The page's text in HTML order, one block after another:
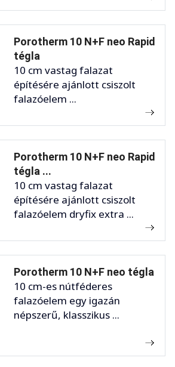
Porotherm 10 N+F neo Rapid
tégla
10 cm vastag falazat
építésére ajánlott csiszolt
falazóelem ...
Porotherm 10 N+F neo Rapid
tégla ...
10 cm vastag falazat
építésére ajánlott csiszolt
falazóelem dryfix extra ...
Porotherm 10 N+F neo tégla
10 cm-es nútféderes
falazóelem egy igazán
népszerű, klasszikus ...